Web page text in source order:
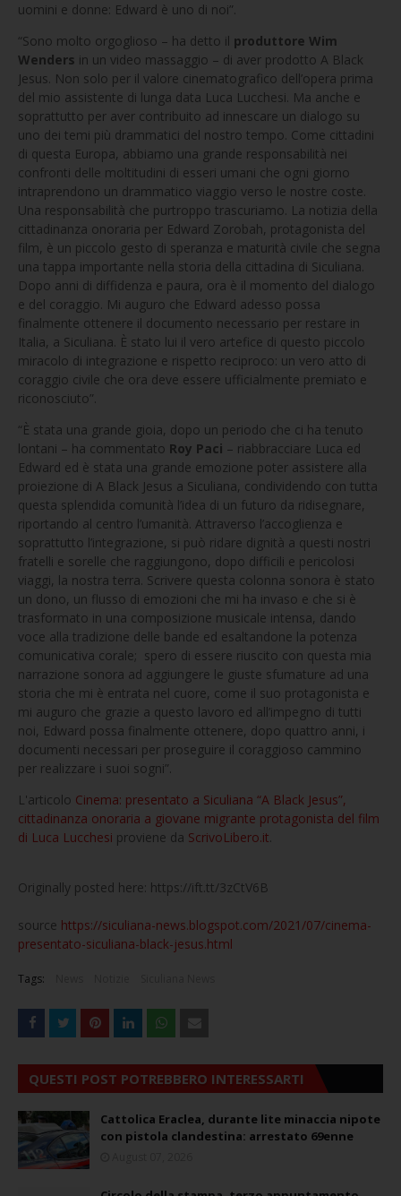
uomini e donne: Edward è uno di noi”.
“Sono molto orgoglioso – ha detto il produttore Wim
Wenders in un video massaggio – di aver prodotto A Black
Jesus. Non solo per il valore cinematografico dell’opera prima
del mio assistente di lunga data Luca Lucchesi. Ma anche e
soprattutto per aver contribuito ad innescare un dialogo su
uno dei temi più drammatici del nostro tempo. Come cittadini
di questa Europa, abbiamo una grande responsabilità nei
confronti delle moltitudini di esseri umani che ogni giorno
intraprendono un drammatico viaggio verso le nostre coste.
Una responsabilità che purtroppo trascuriamo. La notizia della
cittadinanza onoraria per Edward Zorobah, protagonista del
film, è un piccolo gesto di speranza e maturità civile che segna
una tappa importante nella storia della cittadina di Siculiana.
Dopo anni di diffidenza e paura, ora è il momento del dialogo
e del coraggio. Mi auguro che Edward adesso possa
finalmente ottenere il documento necessario per restare in
Italia, a Siculiana. È stato lui il vero artefice di questo piccolo
miracolo di integrazione e rispetto reciproco: un vero atto di
coraggio civile che ora deve essere ufficialmente premiato e
riconosciuto”.
“È stata una grande gioia, dopo un periodo che ci ha tenuto
lontani – ha commentato Roy Paci – riabbracciare Luca ed
Edward ed è stata una grande emozione poter assistere alla
proiezione di A Black Jesus a Siculiana, condividendo con tutta
questa splendida comunità l’idea di un futuro da ridisegnare,
riportando al centro l’umanità. Attraverso l’accoglienza e
soprattutto l’integrazione, si può ridare dignità a questi nostri
fratelli e sorelle che raggiungono, dopo difficili e pericolosi
viaggi, la nostra terra. Scrivere questa colonna sonora è stato
un dono, un flusso di emozioni che mi ha invaso e che si è
trasformato in una composizione musicale intensa, dando
voce alla tradizione delle bande ed esaltandone la potenza
comunicativa corale; spero di essere riuscito con questa mia
narrazione sonora ad aggiungere le giuste sfumature ad una
storia che mi è entrata nel cuore, come il suo protagonista e
mi auguro che grazie a questo lavoro ed all’impegno di tutti
noi, Edward possa finalmente ottenere, dopo quattro anni, i
documenti necessari per proseguire il coraggioso cammino
per realizzare i suoi sogni”.
L'articolo Cinema: presentato a Siculiana “A Black Jesus”,
cittadinanza onoraria a giovane migrante protagonista del film
di Luca Lucchesi proviene da ScrivoLibero.it.
Originally posted here: https://ift.tt/3zCtV6B
source https://siculiana-news.blogspot.com/2021/07/cinema-
presentato-siculiana-black-jesus.html
Tags:
QUESTI POST POTREBBERO INTERESSARTI
Cattolica Eraclea, durante lite minaccia nipote
con pistola clandestina: arrestato 69enne